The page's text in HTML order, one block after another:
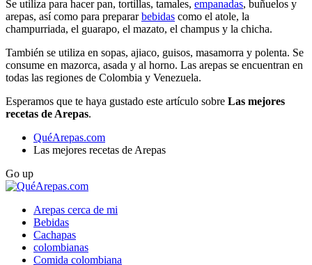
Se utiliza para hacer pan, tortillas, tamales, empanadas, buñuelos y
arepas, así como para prepararbebidas como el atole, la
champurriada, el guarapo, el mazato, el champus y la chicha.
También se utiliza en sopas, ajiaco, guisos, masamorra y polenta. Se
consume en mazorca, asada y al horno. Las arepas se encuentran en
todas las regiones de Colombia y Venezuela.
Esperamos que te haya gustado este artículo sobre Las mejores
recetas de Arepas.
QuéArepas.com
Las mejores recetas de Arepas
Go up
Arepas cerca de mi
Bebidas
Cachapas
colombianas
Comida colombiana